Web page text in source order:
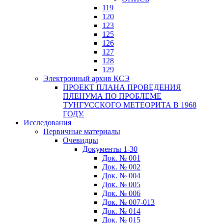
119
120
123
125
126
127
128
129
Электронный архив КСЭ
ПРОЕКТ ПЛАНА ПРОВЕДЕНИЯ
ПЛЕНУМА ПО ПРОБЛЕМЕ
ТУНГУССКОГО МЕТЕОРИТА В 1968
ГОДУ.
Исследования
Первичные материалы
Очевидцы
Документы 1-30
Док. № 001
Док. № 002
Док. № 004
Док. № 005
Док. № 006
Док. № 007-013
Док. № 014
Док. № 015